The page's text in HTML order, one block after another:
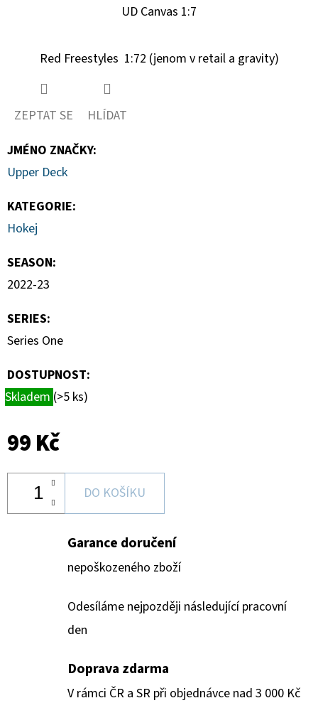
UD Canvas 1:7
Red Freestyles 1:72 (jenom v retail a gravity)
ZEPTAT SE
HLÍDAT
JMÉNO ZNAČKY:
Upper Deck
KATEGORIE:
Hokej
SEASON:
2022-23
SERIES:
Series One
DOSTUPNOST:
Skladem (>5 ks)
99 Kč
DO KOŠÍKU
Garance doručení
nepoškozeného zboží
Odesíláme nejpozději následující pracovní
den
Doprava zdarma
V rámci ČR a SR při objednávce nad 3 000 Kč